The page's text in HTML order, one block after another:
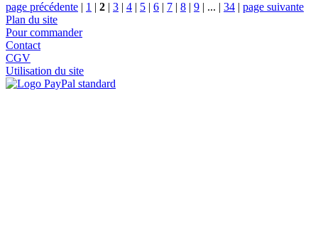
page précédente | 1 | 2 | 3 | 4 | 5 | 6 | 7 | 8 | 9 | ... | 34 | page suivante
Plan du site
Pour commander
Contact
CGV
Utilisation du site